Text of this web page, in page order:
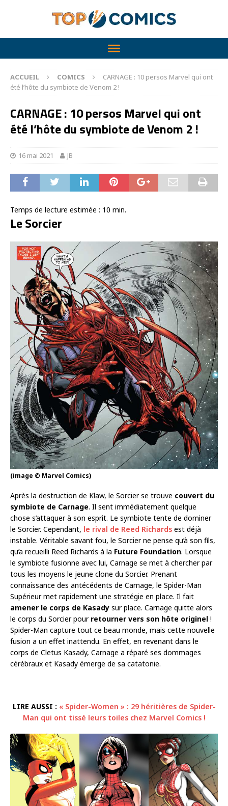
ACCUEIL COMICS
CARNAGE : 10 persos Marvel qui ont
été l’hôte du symbiote de Venom 2 !
CARNAGE : 10 persos Marvel qui ont
été l’hôte du symbiote de Venom 2 !
16 mai 2021 JB
Temps de lecture estimée : 10 min.
Le Sorcier
(image © Marvel Comics)
Après la destruction de Klaw, le Sorcier se trouve couvert du
symbiote de Carnage. Il sent immédiatement quelque
chose s’attaquer à son esprit. Le symbiote tente de dominer
le Sorcier. Cependant, le rival de Reed Richards est déjà
instable. Véritable savant fou, le Sorcier ne pense qu’à son fils,
qu’a recueilli Reed Richards à la Future Foundation. Lorsque
le symbiote fusionne avec lui, Carnage se met à chercher par
tous les moyens le jeune clone du Sorcier. Prenant
connaissance des antécédents de Carnage, le Spider-Man
Supérieur met rapidement une stratégie en place. Il fait
amener le corps de Kasady sur place. Carnage quitte alors
le corps du Sorcier pour retourner vers son hôte originel !
Spider-Man capture tout ce beau monde, mais cette nouvelle
fusion a un effet inattendu. En effet, en revenant dans le
corps de Cletus Kasady, Carnage a réparé ses dommages
cérébraux et Kasady émerge de sa catatonie.
LIRE AUSSI : « Spider-Women » : 29 héritières de Spider-
Man qui ont tissé leurs toiles chez Marvel Comics !